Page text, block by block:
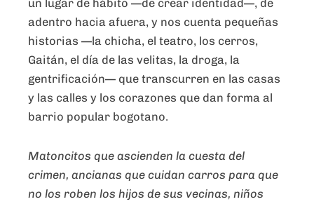
un lugar de hábito —de crear identidad—, de
adentro hacia afuera, y nos cuenta pequeñas
historias —la chicha, el teatro, los cerros,
Gaitán, el día de las velitas, la droga, la
gentrificación— que transcurren en las casas
y las calles y los corazones que dan forma al
barrio popular bogotano.
Matoncitos que ascienden la cuesta del
crimen, ancianas que cuidan carros para que
no los roben los hijos de sus vecinas, niños